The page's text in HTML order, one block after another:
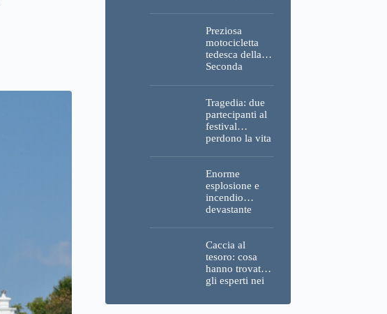
Buda e della
Cittadella
verranno
spente
Preziosa
motocicletta
tedesca della
Seconda
umani ed
esplosivi
recuperati dal
Danubio a
Tragedia: due
partecipanti al
festival
perdono la vita
Ungheria
Enorme
esplosione e
incendio
devastante
strategica della
MOL: i prezzi
del carburante
aumenteranno
Caccia al
tesoro: cosa
hanno trovato
gli esperti nei
motocicletta